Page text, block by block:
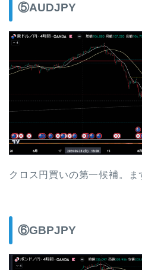
⑤AUDJPY
クロス円買いの第一候補。
⑥GBPJPY